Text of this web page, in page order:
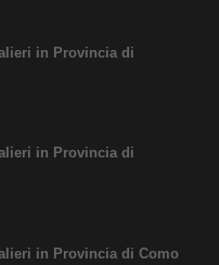
in Provincia di
in Provincia di
in Provincia di Como